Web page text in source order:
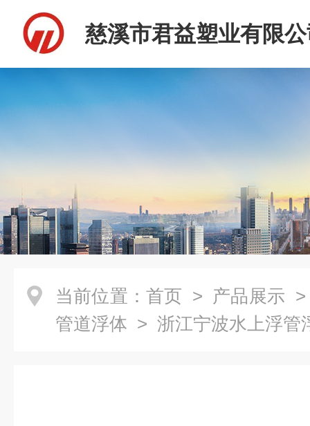
慈溪市君益塑业有限
当前位置： 首页 > 产品展示
管道浮体 > 浙江宁波水上浮管